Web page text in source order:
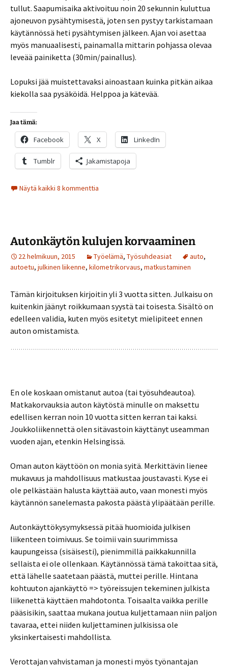
tullut. Saapumisaika aktivoituu noin 20 sekunnin kuluttua
ajoneuvon pysähtymisestä, joten sen pystyy tarkistamaan
käytännössä heti pysähtymisen jälkeen. Ajan voi asettaa
myös manuaalisesti, painamalla mittarin pohjassa olevaa
leveää painiketta (30min/painallus).
Lopuksi jää muistettavaksi ainoastaan kuinka pitkän aikaa
kiekolla saa pysäköidä. Helppoa ja kätevää.
Jaa tämä:
Facebook X LinkedIn
Tumblr Jakamistapoja
Näytä kaikki 8 kommenttia
Autonkäytön kulujen korvaaminen
22 helmikuun, 2015 Työelämä, Työsuhdeasiat auto,
autoetu, julkinen liikenne, kilometrikorvaus, matkustaminen
Tämän kirjoituksen kirjoitin yli 3 vuotta sitten. Julkaisu on
kuitenkin jäänyt roikkumaan syystä tai toisesta. Sisältö on
edelleen validia, kuten myös esitetyt mielipiteet ennen
auton omistamista.
En ole koskaan omistanut autoa (tai työsuhdeautoa).
Matkakorvauksia auton käytöstä minulle on maksettu
edellisen kerran noin 10 vuotta sitten kerran tai kaksi.
Joukkoliikennettä olen sitävastoin käyttänyt useamman
vuoden ajan, etenkin Helsingissä.
Oman auton käyttöön on monia syitä. Merkittävin lienee
mukavuus ja mahdollisuus matkustaa joustavasti. Kyse ei
ole pelkästään halusta käyttää auto, vaan monesti myös
käytännön sanelemasta pakosta päästä ylipäätään perille.
Autonkäyttökysymyksessä pitää huomioida julkisen
liikenteen toimivuus. Se toimii vain suurimmissa
kaupungeissa (sisäisesti), pienimmillä paikkakunnilla
sellaista ei ole ollenkaan. Käytännössä tämä takoittaa sitä,
että lähelle saatetaan päästä, muttei perille. Hintana
kohtuuton ajankäyttö => työreissujen tekeminen julkista
liikenettä käyttäen mahdotonta. Toisaalta vaikka perille
pääsisikin, saattaa mukana joutua kuljettamaan niin paljon
tavaraa, ettei niiden kuljettaminen julkisissa ole
yksinkertaisesti mahdollista.
Verottajan vahvistaman ja monesti myös työnantajan